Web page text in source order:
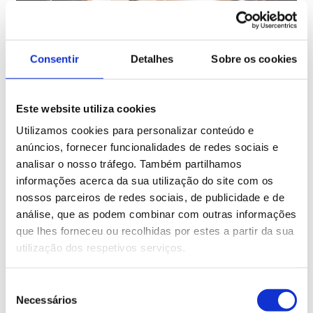
Consentir Detalhes Sobre os cookies
Este website utiliza cookies
Utilizamos cookies para personalizar conteúdo e
anúncios, fornecer funcionalidades de redes sociais e
analisar o nosso tráfego. Também partilhamos
informações acerca da sua utilização do site com os
nossos parceiros de redes sociais, de publicidade e de
análise, que as podem combinar com outras informações
que lhes forneceu ou recolhidas por estes a partir da sua
utilização dos respetivos serviços.
Necessários
A CONTENUR apresenta o projeto
CIRCLE® na TECMA
25/06/2018
AMBIENTE E SUSTENTABILIDADE, FSMS 2018.